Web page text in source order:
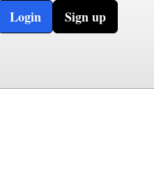
Login Sign up